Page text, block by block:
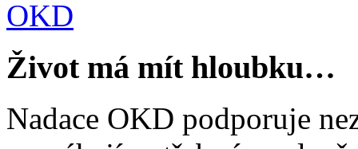
Život má mít hloubku…
Nadace OKD podporuje